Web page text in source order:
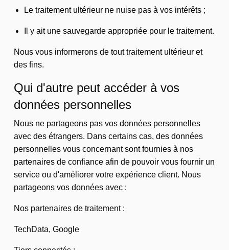
Le traitement ultérieur ne nuise pas à vos intérêts ;
Il y ait une sauvegarde appropriée pour le traitement.
Nous vous informerons de tout traitement ultérieur et
des fins.
Qui d'autre peut accéder à vos
données personnelles
Nous ne partageons pas vos données personnelles
avec des étrangers. Dans certains cas, des données
personnelles vous concernant sont fournies à nos
partenaires de confiance afin de pouvoir vous fournir un
service ou d'améliorer votre expérience client. Nous
partageons vos données avec :
Nos partenaires de traitement :
TechData, Google